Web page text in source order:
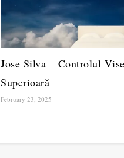
Jose Silva – Controlul
Superioară
February 23, 2025